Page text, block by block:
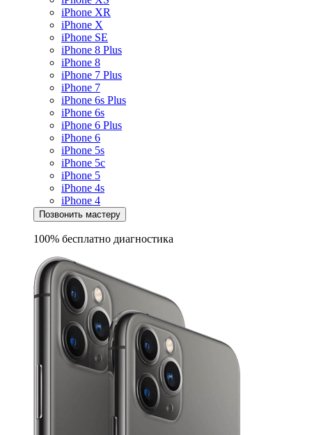
iPhone XR
iPhone X
iPhone SE
iPhone 8 Plus
iPhone 8
iPhone 7 Plus
iPhone 7
iPhone 6s Plus
iPhone 6s
iPhone 6 Plus
iPhone 6
iPhone 5s
iPhone 5c
iPhone 5
iPhone 4s
iPhone 4
Позвонить мастеру
100% бесплатно диагностика